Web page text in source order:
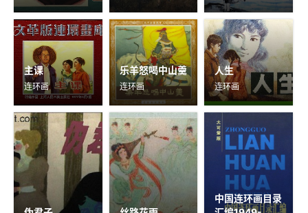
主课
连环画
乐羊怒喝中山羹
连环画
人生
连环画
中国连环画目录